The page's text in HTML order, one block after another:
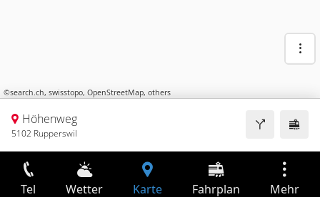
©search.ch, swisstopo, OpenStreetMap, others
Höhenweg
5102 Rupperswil
Tel Wetter Karte Fahrplan Mehr